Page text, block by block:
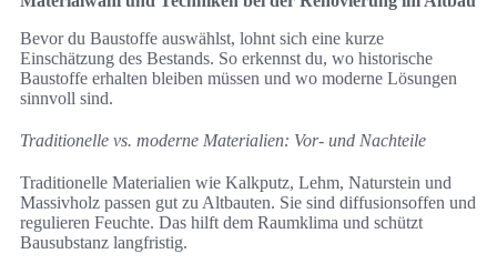
Bevor du Baustoffe auswählst, lohnt sich eine kurze
Einschätzung des Bestands. So erkennst du, wo historische
Baustoffe erhalten bleiben müssen und wo moderne Lösungen
sinnvoll sind.
Traditionelle vs. moderne Materialien: Vor- und Nachteile
Traditionelle Materialien wie Kalkputz, Lehm, Naturstein und
Massivholz passen gut zu Altbauten. Sie sind diffusionsoffen und
regulieren Feuchte. Das hilft dem Raumklima und schützt
Bausubstanz langfristig.